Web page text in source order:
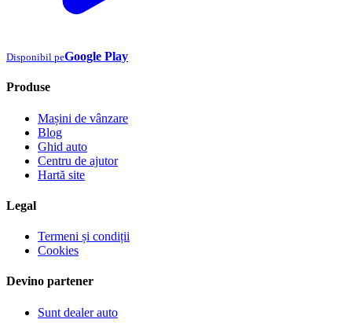
Disponibil peGoogle Play
Produse
Mașini de vânzare
Blog
Ghid auto
Centru de ajutor
Hartă site
Legal
Termeni și condiții
Cookies
Devino partener
Sunt dealer auto